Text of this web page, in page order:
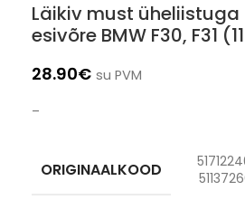
Läikiv must
esivõre BMW F30, F31
28.90€ su PVM
–
ORIGINAALKOOD